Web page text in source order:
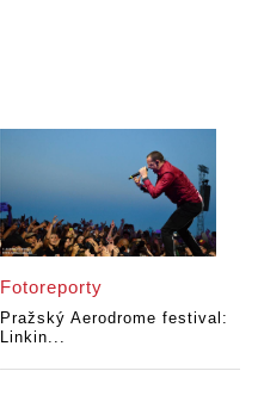
Fotoreporty
Pražský Aerodrome festival:
Linkin...